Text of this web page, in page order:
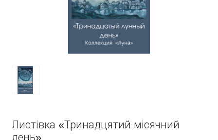
Листівка «Тринадцятий місячний
день»